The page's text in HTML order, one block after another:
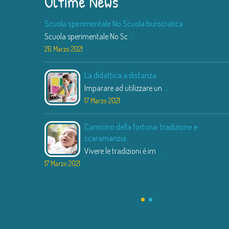
Scuola sperimentale No Scuola burocratica
Scuola sperimentale No Sc ...
26 Marzo 2021
La didattica a distanza
Imparare ad utilizzare un ...
17 Marzo 2021
Camicino della fortuna: tradizione e
scaramanzia
Vivere le tradizioni è im ...
17 Marzo 2021